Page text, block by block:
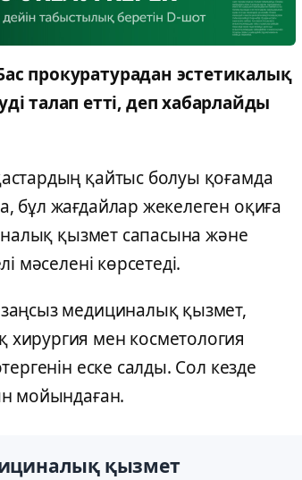
прокуратурадан эстетикалық
талап етті, деп хабарлайды
қайтыс болуы қоғамда
бұл жағдайлар жекелеген оқиға
қызмет сапасына және
мәселені көрсетеді.
медициналық қызмет,
мен косметология
еске салды. Сол кезде
мойындаған.
қызмет